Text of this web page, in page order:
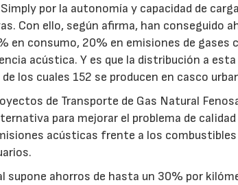
por la autonomía y capacidad de
Con ello, según afirma, han conseguido
en consumo, 20% en emisiones de
acústica. Y es que la distribución a esta
los cuales 152 se producen en casco
de Transporte de Gas Natural
para mejorar el problema de calidad
acústicas frente a los
supone ahorros de hasta un 30% por